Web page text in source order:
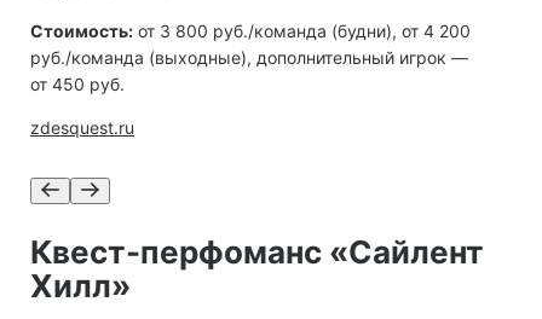
Стоимость: от 3 800 руб./команда (будни), от 4 200
руб./команда (выходные), дополнительный игрок —
от 450 руб.
zdesquest.ru
Квест-перфоманс «Сайлент
Хилл»